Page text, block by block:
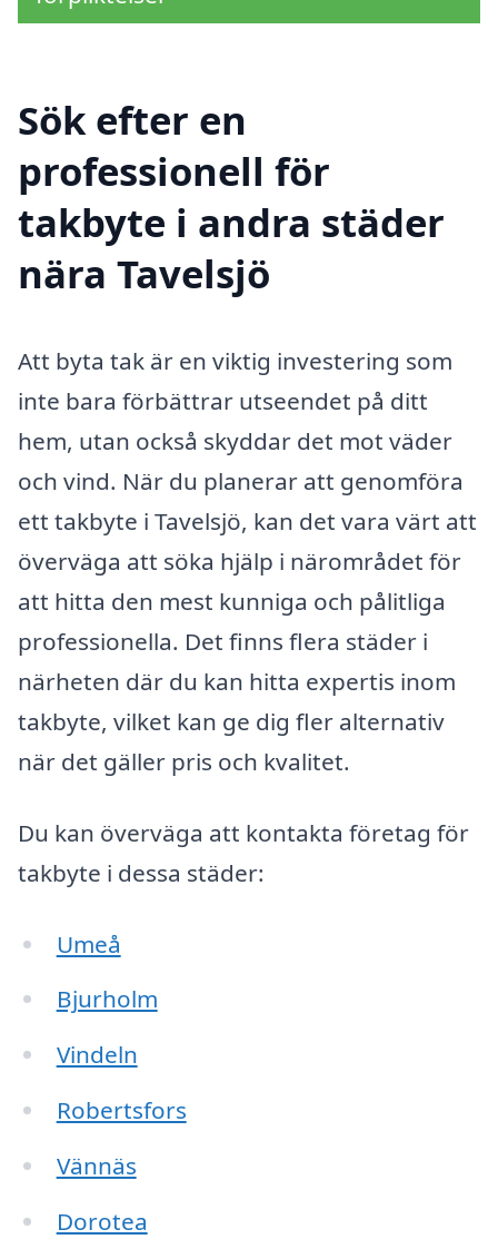
Sök efter en
professionell för
takbyte i andra städer
nära Tavelsjö
Att byta tak är en viktig investering som
inte bara förbättrar utseendet på ditt
hem, utan också skyddar det mot väder
och vind. När du planerar att genomföra
ett takbyte i Tavelsjö, kan det vara värt att
överväga att söka hjälp i närområdet för
att hitta den mest kunniga och pålitliga
professionella. Det finns flera städer i
närheten där du kan hitta expertis inom
takbyte, vilket kan ge dig fler alternativ
när det gäller pris och kvalitet.
Du kan överväga att kontakta företag för
takbyte i dessa städer:
Umeå
Bjurholm
Vindeln
Robertsfors
Vännäs
Dorotea